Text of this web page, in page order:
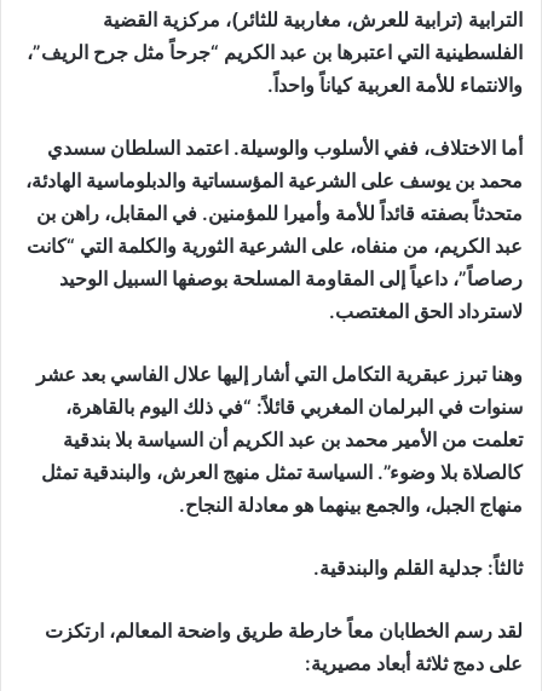
الترابية (ترابية للعرش، مغاربية للثائر)، مركزية القضية
الفلسطينية التي اعتبرها بن عبد الكريم “جرحاً مثل جرح الريف”،
والانتماء للأمة العربية كياناً واحداً.
أما الاختلاف، ففي الأسلوب والوسيلة. اعتمد السلطان سسدي
محمد بن يوسف على الشرعية المؤسساتية والدبلوماسية الهادئة،
متحدثاً بصفته قائداً للأمة وأميرا للمؤمنين. في المقابل، راهن بن
عبد الكريم، من منفاه، على الشرعية الثورية والكلمة التي “كانت
رصاصاً”، داعياً إلى المقاومة المسلحة بوصفها السبيل الوحيد
لاسترداد الحق المغتصب.
وهنا تبرز عبقرية التكامل التي أشار إليها علال الفاسي بعد عشر
سنوات في البرلمان المغربي قائلاً: “في ذلك اليوم بالقاهرة،
تعلمت من الأمير محمد بن عبد الكريم أن السياسة بلا بندقية
كالصلاة بلا وضوء”. السياسة تمثل منهج العرش، والبندقية تمثل
منهاج الجبل، والجمع بينهما هو معادلة النجاح.
ثالثاً: جدلية القلم والبندقية.
لقد رسم الخطابان معاً خارطة طريق واضحة المعالم، ارتكزت
على دمج ثلاثة أبعاد مصيرية: